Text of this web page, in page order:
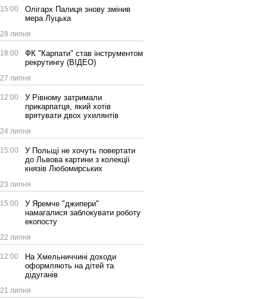
15:00
Олігарх Палиця знову змінив
мера Луцька
28 липня
18:00
ФК "Карпати" став інструментом
рекрутингу (ВІДЕО)
27 липня
12:00
У Рівному затримали
прикарпатця, який хотів
врятувати двох ухилянтів
24 липня
15:00
У Польщі не хочуть повертати
до Львова картини з колекції
князів Любомирських
23 липня
15:00
У Яремче "джипери"
намагалися заблокувати роботу
екопосту
22 липня
12:00
На Хмельниччині доходи
оформляють на дітей та
дідуганів
21 липня